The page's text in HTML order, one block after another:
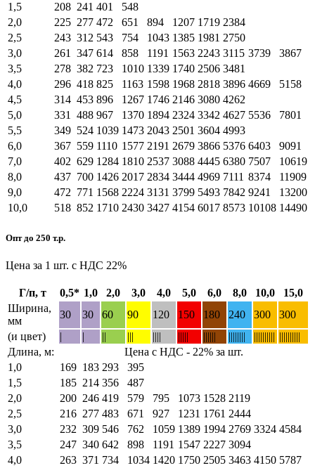
1,5 208 241 401
548
2,0
225 277 472 651 894 1207 1719 2384
2,5
243 312 543 754 1043 1385 1981 2750
3,0
261 347 614 858 1191 1563 2243 3115 3739
3867
3,5
278 382 723 1010 1339 1740 2506 3481
4,0
296 418 825 1163 1598 1968 2818 3896 4669
5158
4,5
314 453 896 1267 1746 2146 3080 4262
5,0
331 488 967 1370 1894 2324 3342 4627 5536
7801
5,5
349 524 1039 1473 2043 2501 3604 4993
6,0
367 559 1110 1577 2191 2679 3866 5376 6403
9091
7,0
402 629 1284 1810 2537 3088 4445 6380 7507
10619
8,0
437 700 1426 2017 2834 3444 4969 7111 8374
11909
9,0
472 771 1568 2224 3131 3799 5493 7842 9241
13200
10,0
518 852 1710 2430 3427 4154 6017 8573 10108 14490
Опт до 250 т.р.
Цена за 1 шт. с НДС 22%
Г/п, т 0,5* 1,0 2,0 3,0 4,0 5,0 6,0 8,0 10,0
15,0
Ширина,
мм
30 30 60 90 120 150 180 240 300
300
(и цвет)
| | || ||| |||| ||||| |||||| |||||||| |||||||||| ||||||||||
Длина, м:
Цена с НДС - 22% за шт.
1,0
169 183 293
395
1,5
185 214 356
487
2,0
200 246 419 579 795 1073 1528 2119
2,5
216 277 483 671 927 1231 1761 2444
3,0
232 309 546 762 1059 1389 1994 2769 3324 4584
3,5
247 340 642 898 1191 1547 2227 3094
4,0
263 371 734 1034 1420 1750 2505 3463 4150 5787